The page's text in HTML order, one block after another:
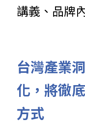
講義、品牌
台灣產業
化，將徹
方式